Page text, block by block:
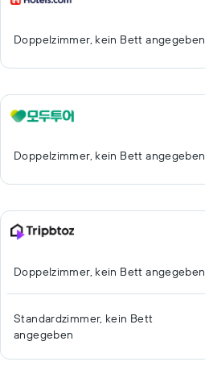
Doppelzimmer, kein Bett angegeben
Doppelzimmer, kein Bett angegeben
Doppelzimmer, kein Bett angegeben
Standardzimmer, kein Bett
angegeben